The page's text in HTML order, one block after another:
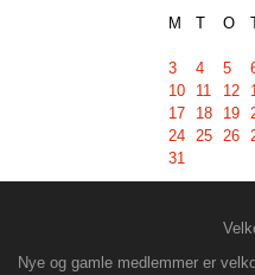
M
T O
3
4 5
10
11 12
17
18 19
24
25 26
31
Nye og gamle medlemmer er